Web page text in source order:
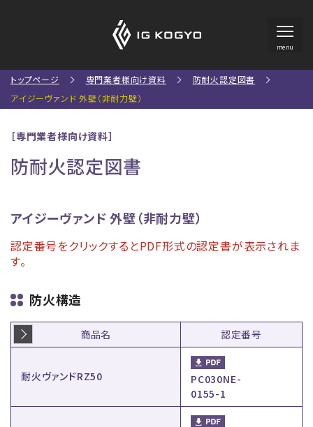
menu
トップページ 専門業者様向け資料
防耐火認定図書
アイジーヴァンド 外壁（非耐力壁）
［専門業者様向け資料］
防耐火認定図書
アイジーヴァンド 外壁（非耐力壁）
認定番号をクリックするとPDF形式の認定書が表示されま
す。
防火構造
商品名 認定番号
耐火ヴァンドRZ50
PC030NE-
0155-1